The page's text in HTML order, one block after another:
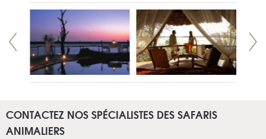
CONTACTEZ NOS SPÉCIALISTES DES SAFARIS
ANIMALIERS